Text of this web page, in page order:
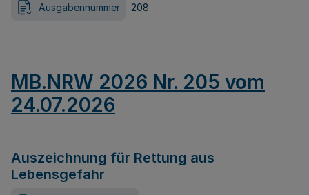
Ausgabennummer 208
MB.NRW 2026 Nr. 205 vom
24.07.2026
Auszeichnung für Rettung aus
Lebensgefahr